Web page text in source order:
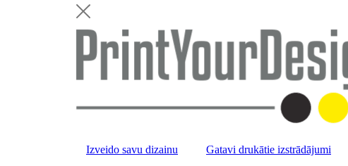
Izveido savu dizainu Gatavi drukātie izstrādājumi